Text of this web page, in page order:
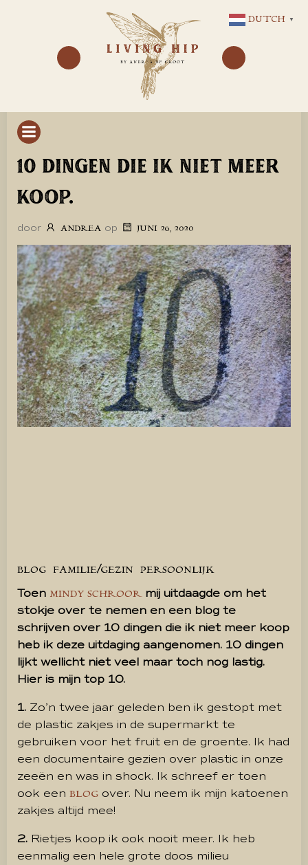
NAAR
DE
INHOUD
10 DINGEN DIE IK NIET MEER
KOOP.
door ANDREA op JUNI 26, 2020
BLOG FAMILIE/GEZIN PERSOONLIJK
Toen MINDY SCHROORmij uitdaagde om het
stokje over te nemen en een blog te
schrijven over 10 dingen die ik niet meer koop
heb ik deze uitdaging aangenomen. 10 dingen
lijkt wellicht niet veel maar toch nog lastig.
Hier is mijn top 10.
1. Zo’n twee jaar geleden ben ik gestopt met
de plastic zakjes in de supermarkt te
gebruiken voor het fruit en de groente. Ik had
een documentaire gezien over plastic in onze
zeeën en was in shock. Ik schreef er toen
ook een BLOG over. Nu neem ik mijn katoenen
zakjes altijd mee!
2. Rietjes koop ik ook nooit meer. Ik heb
eenmalig een hele grote doos milieu
DUTCH ▼